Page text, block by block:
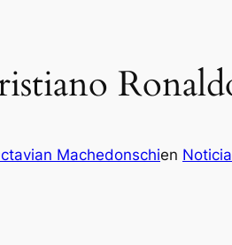
Machedonschien